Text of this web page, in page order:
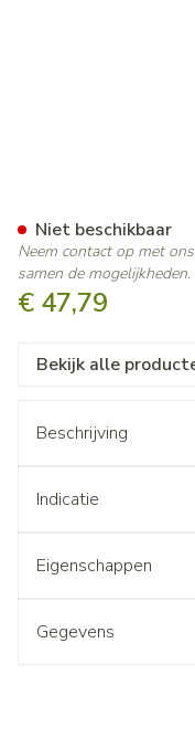
€ 47,79
Niet beschikbaar
Neem contact op met
samen de mogelijkheden.
Bekijk alle
Beschrijving
Indicatie
Eigenschappen
Gegevens